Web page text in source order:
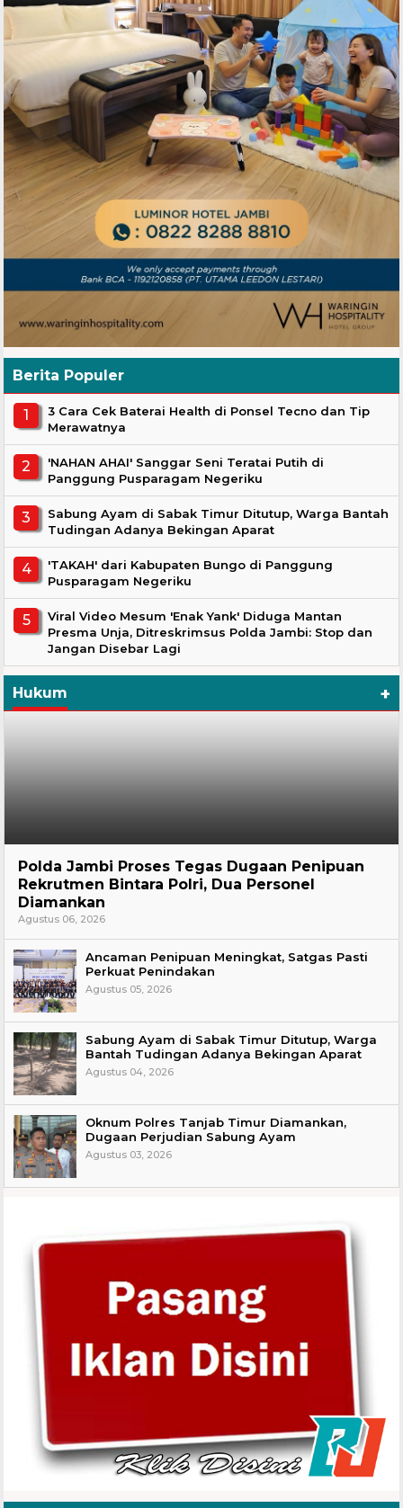
Berita Populer
3 Cara Cek Baterai Health di Ponsel Tecno dan Tip
Merawatnya
'NAHAN AHAI' Sanggar Seni Teratai Putih di
Panggung Pusparagam Negeriku
Sabung Ayam di Sabak Timur Ditutup, Warga Bantah
Tudingan Adanya Bekingan Aparat
'TAKAH' dari Kabupaten Bungo di Panggung
Pusparagam Negeriku
Viral Video Mesum 'Enak Yank' Diduga Mantan
Presma Unja, Ditreskrimsus Polda Jambi: Stop dan
Jangan Disebar Lagi
Hukum +
Polda Jambi Proses Tegas Dugaan Penipuan
Rekrutmen Bintara Polri, Dua Personel
Diamankan
Agustus 06, 2026
Ancaman Penipuan Meningkat, Satgas Pasti
Perkuat Penindakan
Agustus 05, 2026
Sabung Ayam di Sabak Timur Ditutup, Warga
Bantah Tudingan Adanya Bekingan Aparat
Agustus 04, 2026
Oknum Polres Tanjab Timur Diamankan,
Dugaan Perjudian Sabung Ayam
Agustus 03, 2026